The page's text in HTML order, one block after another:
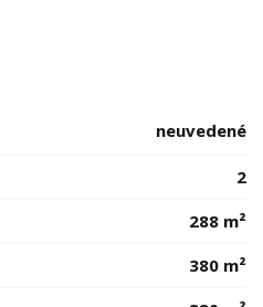
neuvedené
2
288 m²
380 m²